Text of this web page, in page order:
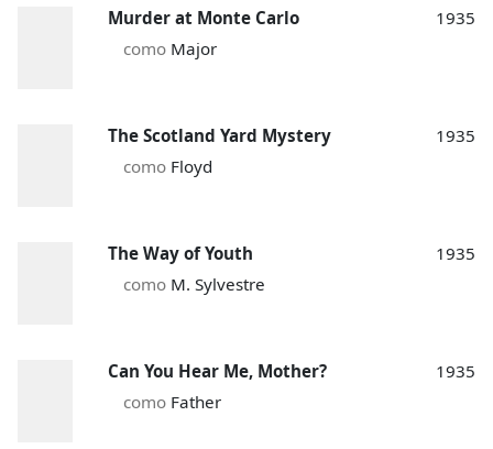
Murder at Monte Carlo
como Major
1935
The Scotland Yard Mystery
como Floyd
1935
The Way of Youth
como M. Sylvestre
1935
Can You Hear Me, Mother?
como Father
1935